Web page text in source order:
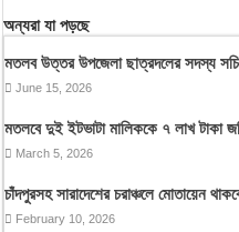
অন্যরা যা পড়ছে
মতলব উত্তর উপজেলা ছাত্রদলের সদস্য
June 15, 2026
মতলবে দুই ইটভাটা মালিককে ৭ লাখ টাকা
March 5, 2026
চাঁদপুরসহ সারাদেশের চরাঞ্চলে মোতায়েন
February 10, 2026